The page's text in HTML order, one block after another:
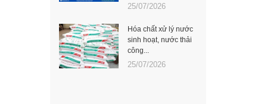
25/07/2026
Hóa chất xử lý nước
sinh hoạt, nước thải
công...
25/07/2026